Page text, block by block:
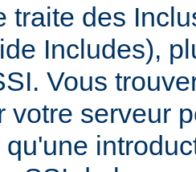
traite des
Includes),
Vous
votre serveur